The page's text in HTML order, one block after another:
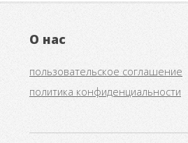
О нас
пользовательское соглашение
политика конфиденциальности